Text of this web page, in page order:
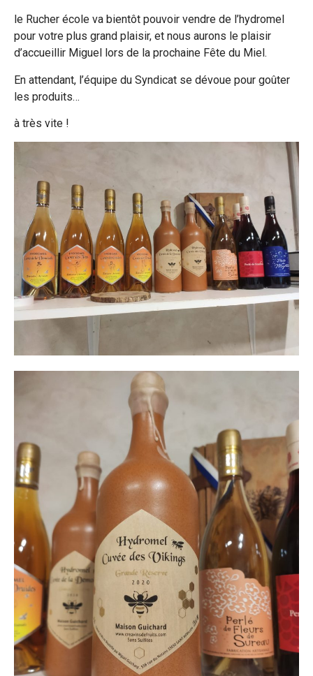
le Rucher école va bientôt pouvoir vendre de l’hydromel
pour votre plus grand plaisir, et nous aurons le plaisir
d’accueillir Miguel lors de la prochaine Fête du Miel.
En attendant, l’équipe du Syndicat se dévoue pour goûter
les produits…
à très vite !